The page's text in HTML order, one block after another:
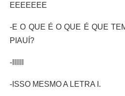
EEEEEEE
-E O QUE É O QUE É QUE
PIAUÍ?
-IIIIII
-ISSO MESMO A LETRA I.